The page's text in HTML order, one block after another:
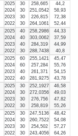
2025
2024
2023
2022
30
30
30
30
258,665
251,0542
226,815
264,1061
44,2
58,93
72,38
52,44
2025
2024
2023
2022
40
40
40
30
258,2986
303,0062
284,319
288,7438
44,33
37,59
44,99
40,8
2025
2024
2023
2022
60
60
40
40
255,1421
257,284
261,371
281,9275
45,47
55,76
54,15
43,78
2025
2024
2023
2022
30
30
30
30
252,1927
272,0356
276,756
258,819
46,58
49,03
47,82
55,26
2025
2024
2023
2022
30
30
30
30
247,5136
260,7522
254,502
243,4056
48,42
54,08
57,27
64,26